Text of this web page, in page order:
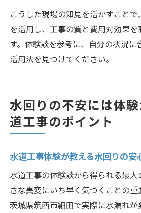
こうした現場の知見を活かすこと
を活用し、工事の質と費用対効果
す。体験談を参考に、自分の状況に
活用法を見つけてください。
水回りの不安には体
道工事のポイント
水道工事体験が教える水回りの安
水道工事の体験談から得られる最
さな異変にいち早く気づくことの重
茨城県筑西市細田で実際に水漏れが